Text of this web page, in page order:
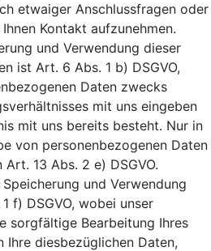
etwaiger Anschlussfragen oder
Kontakt aufzunehmen.
und Verwendung dieser
ist Art. 6 Abs. 1 b) DSGVO,
Daten zwecks
mit uns eingeben
mit uns bereits besteht. Nur in
von personenbezogenen Daten
13 Abs. 2 e) DSGVO.
und Verwendung
f) DSGVO, wobei unser
sorgfältige Bearbeitung Ihres
Ihre diesbezüglichen Daten,